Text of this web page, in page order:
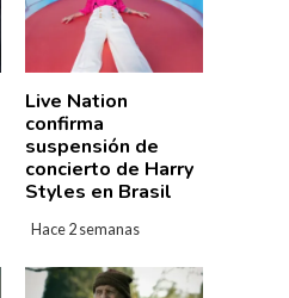
Live Nation
confirma
suspensión de
concierto de Harry
Styles en Brasil
Hace 2 semanas